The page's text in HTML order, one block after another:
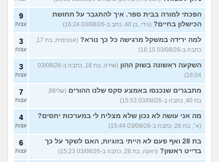
הפכתי למורה בבית ספר. איך להתגבר על תחושת
הכישלון בחיים? (גידי, בן 40, כתב ב-03/08/26 16:24)
9
עצות
למה ירידה במשקל מרגישה כל כך נורא?
(אנונימית, בת 17,
כתבה ב-03/08/26 16:15)
3
עצות
השקעה ראשונה בשוק ההון
(שירה, בת 18, כתבה ב-03/08/26
16:04)
3
עצות
מתבגרים שנכנסו באמצע סקס שלנו ההורים
(שלי88,
בת 40, כתבה ב-03/08/26 15:53)
7
עצות
מה אני עושה לא נכון שלא מצליח לי במערכות יחסים?
(א׳, בת 26, כתבה ב-03/08/26 15:44)
4
עצות
בת 28 ואף פעם לא הייתי בזוגיות, האם לשקר על כך
בדייט ראשון? (רווקה, בת 28, כתבה ב-03/08/26 15:23)
6
עצות